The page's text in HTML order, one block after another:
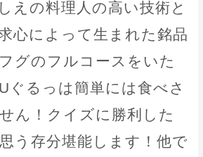
えの料理人の高い技術と
心によって生まれた銘品
グのフルコースをいた
ぐるっは簡単には食べさ
ん！クイズに勝利した
う存分堪能します！他で